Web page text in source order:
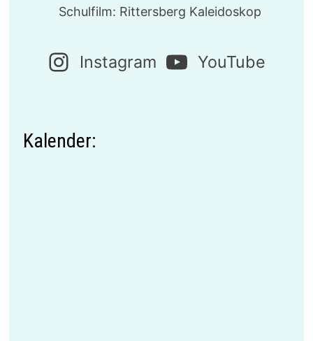
Schulfilm: Rittersberg Kaleidoskop
Instagram YouTube
Kalender: